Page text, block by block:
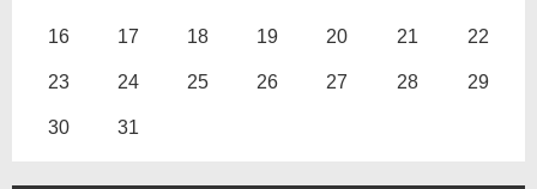
16 17 18 19 20 21 22
23 24 25 26 27 28 29
30 31